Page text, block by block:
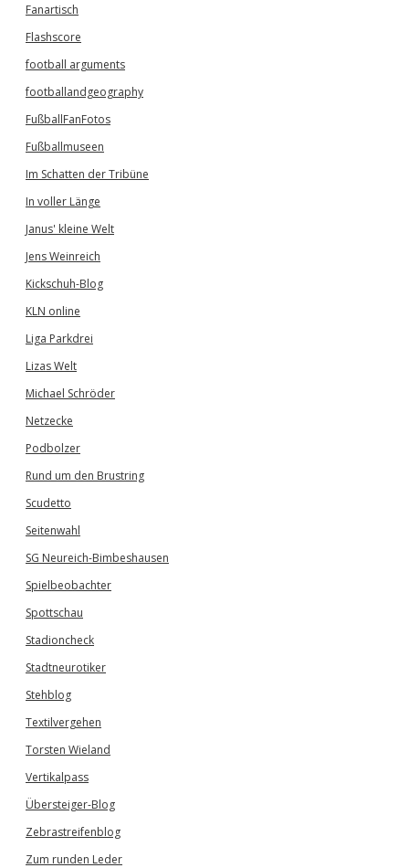
Fanartisch
Flashscore
football arguments
footballandgeography
FußballFanFotos
Fußballmuseen
Im Schatten der Tribüne
In voller Länge
Janus' kleine Welt
Jens Weinreich
Kickschuh-Blog
KLN online
Liga Parkdrei
Lizas Welt
Michael Schröder
Netzecke
Podbolzer
Rund um den Brustring
Scudetto
Seitenwahl
SG Neureich-Bimbeshausen
Spielbeobachter
Spottschau
Stadioncheck
Stadtneurotiker
Stehblog
Textilvergehen
Torsten Wieland
Vertikalpass
Übersteiger-Blog
Zebrastreifenblog
Zum runden Leder